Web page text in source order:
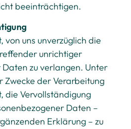
beeinträchtigen.
von uns unverzüglich die
unrichtiger
zu verlangen. Unter
Zwecke der Verarbeitung
die Vervollständigung
Daten –
Erklärung – zu